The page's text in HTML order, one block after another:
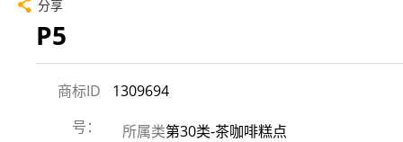
分享
P5
商标ID
号：
1309694
所属类第30类-茶咖啡糕点